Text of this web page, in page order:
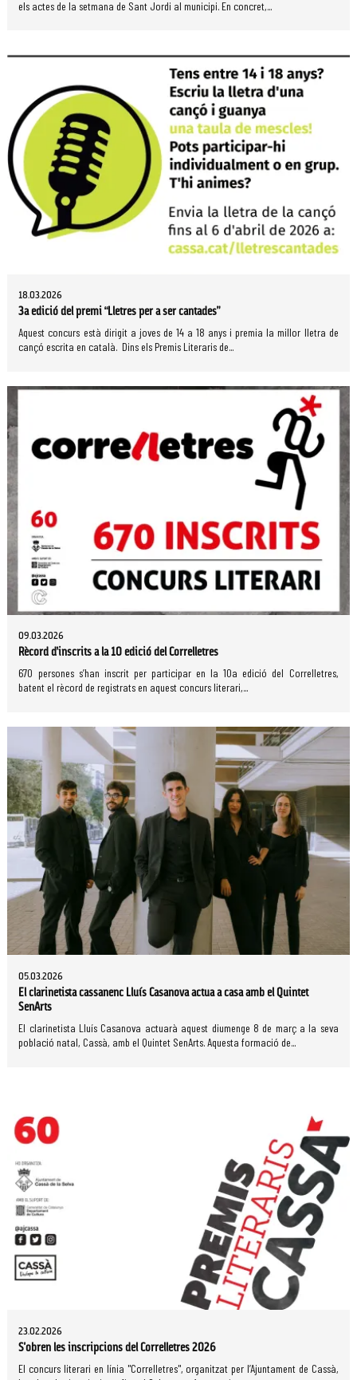
els actes de la setmana de Sant Jordi al municipi. En concret,...
18.03.2026
3a edició del premi “Lletres per a ser cantades”
Aquest concurs està dirigit a joves de 14 a 18 anys i premia la millor lletra de
cançó escrita en català. Dins els Premis Literaris de...
09.03.2026
Rècord d’inscrits a la 10 edició del Correlletres
670 persones s’han inscrit per participar en la 10a edició del Correlletres,
batent el rècord de registrats en aquest concurs literari,...
05.03.2026
El clarinetista cassanenc Lluís Casanova actua a casa amb el Quintet
SenArts
El clarinetista Lluís Casanova actuarà aquest diumenge 8 de març a la seva
població natal, Cassà, amb el Quintet SenArts. Aquesta formació de...
23.02.2026
S'obren les inscripcions del Correlletres 2026
El concurs literari en línia "Correlletres", organitzat per l’Ajuntament de Cassà,